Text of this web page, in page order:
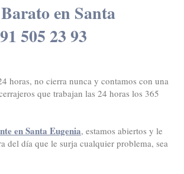
en Santa
505 23 93
horas, no cierra nunca y contamos con una
que trabajan las 24 horas los 365
en Santa Eugenia, estamos abiertos y le
del día que le surja cualquier problema, sea